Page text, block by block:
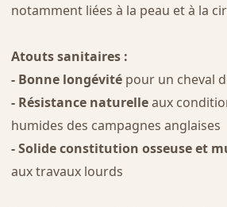
notamment liées à la peau et à la
Atouts sanitaires :
- Bonne longévitépour un cheval
- Résistance naturelleaux
humides des campagnes anglaises
- Solide constitution osseuse et
aux travaux lourds